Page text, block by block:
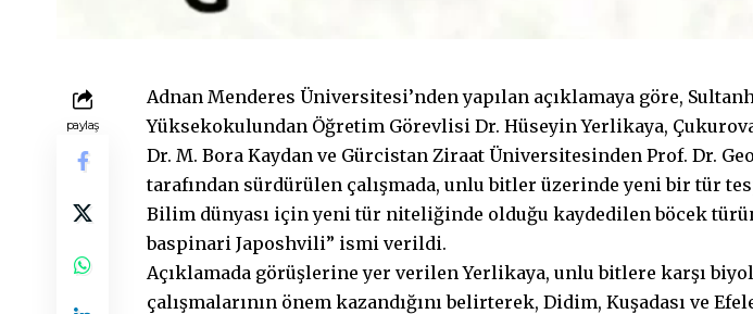
paylaş
Adnan Menderes Üniversitesi’nden yapılan açıklamaya göre,
Yüksekokulundan Öğretim Görevlisi Dr. Hüseyin Yerlikaya,
Dr. M. Bora Kaydan ve Gürcistan Ziraat Üniversitesinden Prof. Dr.
tarafından sürdürülen çalışmada, unlu bitler üzerinde yeni bir tür
Bilim dünyası için yeni tür niteliğinde olduğu kaydedilen böcek
baspinari Japoshvili” ismi verildi.
Açıklamada görüşlerine yer verilen Yerlikaya, unlu bitlere karşı
çalışmalarının önem kazandığını belirterek, Didim, Kuşadası ve